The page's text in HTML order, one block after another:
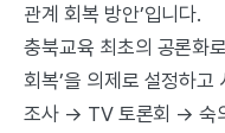
관계 회복 방안’입니다.
충북교육 최초의 공론화
회복’을 의제로 설정하
조사 → TV 토론회 → 숙